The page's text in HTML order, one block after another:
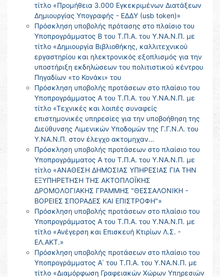
τίτλο «Προμήθεια 3.000 Εγκεκριμένων Διατάξεων
Δημιουργίας Υπογραφής - ΕΔΔΥ (usb token)»
Πρόσκληση υποβολής πρότασης στο πλαίσιο του
Υποπρογράμματος Β του Τ.Π.Α. του Υ.ΝΑ.Ν.Π. με
τίτλο «Δημιουργία Βιβλιοθήκης, καλλιτεχνικού
εργαστηρίου και ηλεκτρονικός εξοπλισμός για την
υποστήριξη εκδηλώσεων του πολιτιστικού κέντρου
Πηγαδίων «το Κονάκι» του
Πρόσκληση υποβολής προτάσεων στο πλαίσιο του
Υποπρογράμματος Α του Τ.Π.Α. του Υ.ΝΑ.Ν.Π. με
τίτλο «Τεχνικές και λοιπές συναφείς
επιστημονικές υπηρεσίες για την υποβοήθηση της
Διεύθυνσης Λιμενικών Υποδομών της Γ.Γ.Ν.Λ. του
Υ.ΝΑ.Ν.Π. στον έλεγχο ακτομηχαν...
Πρόσκληση υποβολής προτάσεων στο πλαίσιο του
Υποπρογράμματος Α του Τ.Π.Α. του Υ.ΝΑ.Ν.Π. με
τίτλο «ΑΝΑΘΕΣΗ ΔΗΜΟΣΙΑΣ ΥΠΗΡΕΣΙΑΣ ΓΙΑ ΤΗΝ
ΕΞΥΠΗΡΕΤΗΣΗ ΤΗΣ ΑΚΤΟΠΛΟΪΚΗΣ
ΔΡΟΜΟΛΟΓΙΑΚΗΣ ΓΡΑΜΜΗΣ "ΘΕΣΣΑΛΟΝΙΚΗ -
ΒΟΡΕΙΕΣ ΣΠΟΡΑΔΕΣ ΚΑΙ ΕΠΙΣΤΡΟΦΗ"»
Πρόσκληση υποβολής προτάσεων στο πλαίσιο του
Υποπρογράμματος Α του Τ.Π.Α. του Υ.ΝΑ.Ν.Π. με
τίτλο «Ανέγερση και Επισκευή Κτιρίων Λ.Σ. -
ΕΛ.ΑΚΤ.»
Πρόσκληση υποβολής προτάσεων στο πλαίσιο του
Υποπρογράμματος Α΄ του Τ.Π.Α. του Υ.ΝΑ.Ν.Π. με
τίτλο «Διαμόρφωση Γραφειακών Χώρων Υπηρεσιών